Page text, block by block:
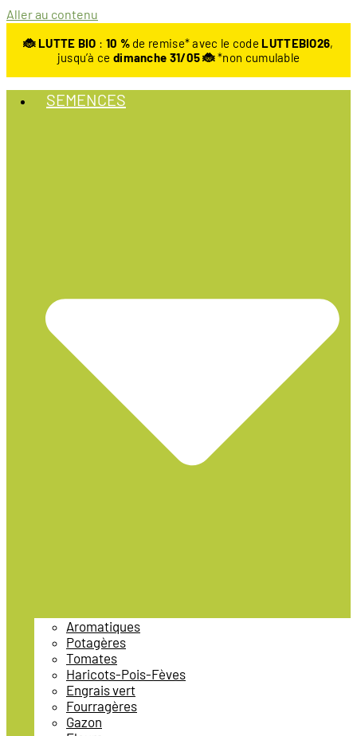
Aller au contenu
🐞 LUTTE BIO : 10 %de remise* avec le code LUTTEBIO26,
jusqu’à ce dimanche 31/05 🐞*non cumulable
SEMENCES
Aromatiques
Potagères
Tomates
Haricots-Pois-Fèves
Engrais vert
Fourragères
Gazon